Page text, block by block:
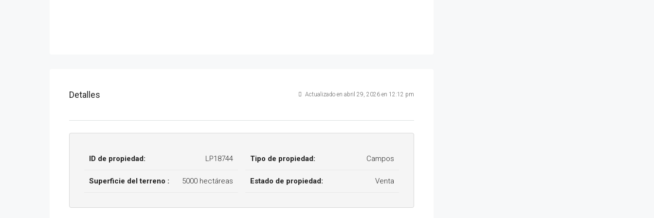
Detalles Actualizado en abril 29, 2026 en 12:12 pm
ID de propiedad: LP18744
Superficie del terreno : 5000 hectáreas
Tipo de propiedad: Campos
Estado de propiedad: Venta